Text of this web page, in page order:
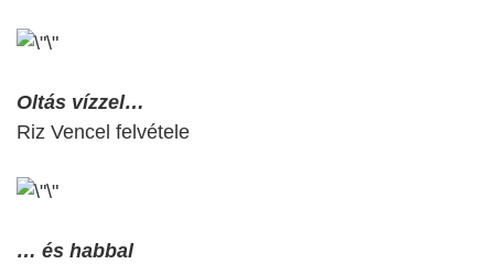
Oltás vízzel…
Riz Vencel felvétele
… és habbal